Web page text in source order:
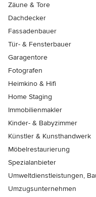
Zäune & Tore
Dachdecker
Fassadenbauer
Tür- & Fensterbauer
Garagentore
Fotografen
Heimkino & Hifi
Home Staging
Immobilienmakler
Kinder- & Babyzimmer
Künstler & Kunsthandwerk
Möbelrestaurierung
Spezialanbieter
Umweltdienstleistungen,
Umzugsunternehmen